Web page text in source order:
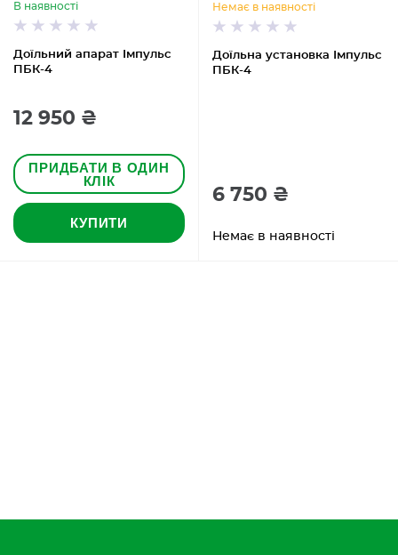
Доїльний апарат Імпульс
ПБК-4
В наявності
12 950 ₴
ПРИДБАТИ В ОДИН
КЛІК
КУПИТИ
Доїльна установка Імпульс
ПБК-4
Немає в наявності
6 750 ₴
Немає в наявності